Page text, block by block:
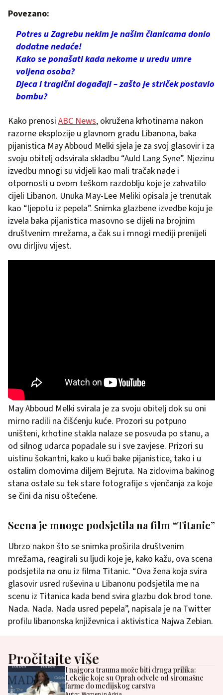
Povezano:
Potres u Zagrebu nekim je našim članicama donio
dodatne nedaće!
Kako se ponašati kada nekome u uredu umre
voljena osoba?
Djeca i tragični događaji – zašto je striček postavio
bombu?
Kako prenosi ABC News, okružena krhotinama nakon
razorne eksplozije u glavnom gradu Libanona, baka
pijanistica May Abboud Melki sjela je za svoj glasovir i za
svoju obitelj odsvirala skladbu “Auld Lang Syne”. Njezinu
izvedbu mnogi su vidjeli kao mali tračak nade i
otpornosti u ovom teškom razdoblju koje je zahvatilo
cijeli Libanon. Unuka May-Lee Meliki opisala je trenutak
kao “ljepotu iz pepela”. Snimka glazbene izvedbe koju je
izvela baka pijanistica masovno se dijeli na brojnim
društvenim mrežama, a čak su i mnogi mediji prenijeli
ovu dirljivu vijest.
May Abboud Melki svirala je za svoju obitelj dok su oni
mirno radili na čišćenju kuće. Prozori su potpuno
uništeni, krhotine stakla nalaze se posvuda po stanu, a
od silnog udarca popadale su i sve zavjese. Prizori su
uistinu šokantni, kako u kući bake pijanistice, tako i u
ostalim domovima diljem Bejruta. Na zidovima bakinog
stana ostale su tek stare fotografije s vjenčanja za koje
se čini da nisu oštećene.
Scena je mnoge podsjetila na film “Titanic”
Ubrzo nakon što se snimka proširila društvenim
mrežama, reagirali su ljudi koje je, kako kažu, ova scena
podsjetila na onu iz filma Titanic. “Ova žena koja svira
glasovir usred ruševina u Libanonu podsjetila me na
scenu iz Titanica kada bend svira glazbu dok brod tone.
Nada. Nada. Nada usred pepela”, napisala je na Twitter
profilu libanonska književnica i aktivistica Najwa Zebian.
Pročitajte više
I najgora trauma može biti druga prilika:
Lekcije koje su Oprah odvele od siromašne
farme do medijskog carstva